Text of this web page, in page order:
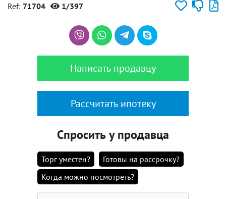
Ref: 71704 1/397
Написать продавцу
Рассчитать ипотеку
Спросить у продавца
Торг уместен?
Готовы на рассрочку?
Когда можно посмотреть?